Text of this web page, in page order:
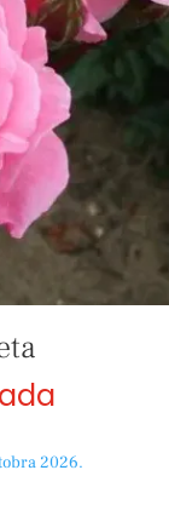
2026.